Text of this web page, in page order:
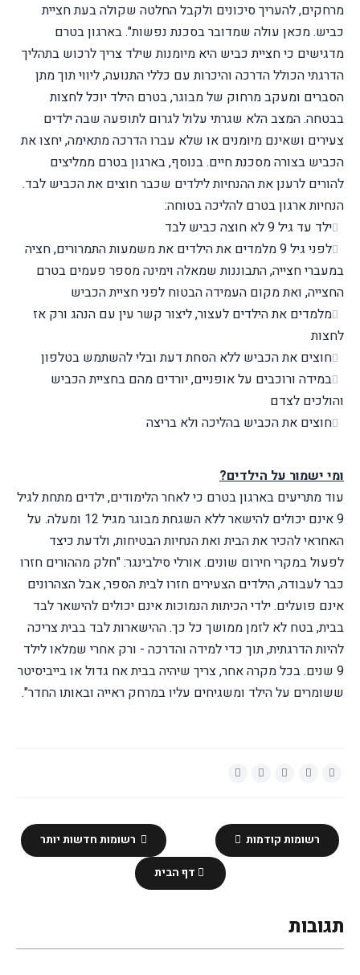
מרחקים, להעריך סיכונים ולקבל החלטה שקולה בעת חציית
כביש. מכאן עולה שמדובר בסכנת נפשות".בארגון בטרם
מדגישים כי חציית כביש היא מיומנות שילד צריך לרכוש בתהליך
הדרגתי הכולל הדרכה והיכרות עם כללי התנועה, ליווי תוך מתן
הסברים ומעקב מרחוק של מבוגר, בטרם הילד יוכל לחצות
בבטחה. המצב הלא שגרתי עלול לגרום לתופעה שבה ילדים
צעירים ושאינם מיומנים או שלא עברו הדרכה מתאימה, יחצו את
הכביש בצורה מסכנת חיים.בנוסף, בארגון בטרם ממליצים
להורים לרענן את ההנחיות לילדים שכבר חוצים את הכביש לבד.
הנחיות ארגון בטרם להליכה בטוחה:
ילד עד גיל 9 לא חוצה כביש לבד
לפני גיל 9 מלמדים את הילדים את משמעות התמרורים, חציה
במעברי חצייה, התבוננות שמאלה וימינה מספר פעמים בטרם
החצייה, ואת מקום העמידה הבטוח לפני חציית הכביש
מלמדים את הילדים לעצור, ליצור קשר עין עם הנהג ורק אז
לחצות
חוצים את הכביש ללא הסחת דעת ובלי להשתמש בטלפון
במידה ורוכבים על אופניים, יורדים מהם בחציית הכביש
והולכים לצדם
חוצים את הכביש בהליכה ולא בריצה
ומי ישמור על הילדים?
עוד מתריעים בארגון בטרם כי לאחר הלימודים, ילדים מתחת לגיל
9 אינם יכולים להישאר ללא השגחת מבוגר מגיל 12 ומעלה. על
האחראי להכיר את הבית ואת הנחיות הבטיחות, ולדעת כיצד
לפעול במקרי חירום שונים.אורלי סילבינגר: "חלק מההורים חזרו
כבר לעבודה, הילדים הצעירים חזרו לבית הספר, אבל הצהרונים
אינם פועלים. ילדי הכיתות הנמוכות אינם יכולים להישאר לבד
בבית, בטח לא לזמן ממושך כל כך. ההישארות לבד בבית צריכה
להיות הדרגתית, תוך כדי למידה והדרכה - ורק אחרי שמלאו לילד
9 שנים. בכל מקרה אחר, צריך שיהיה בבית אח גדול או בייביסיטר
ששומרים על הילד ומשגיחים עליו במרחק ראייה ובאותו החדר".
רשומות חדשות יותר רשומות קודמות
דף הבית
תגובות